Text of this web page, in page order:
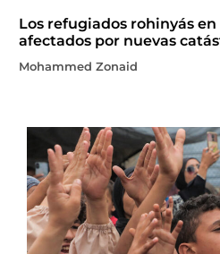
Los refugiados rohinyás
afectados por nuevas
Mohammed Zonaid